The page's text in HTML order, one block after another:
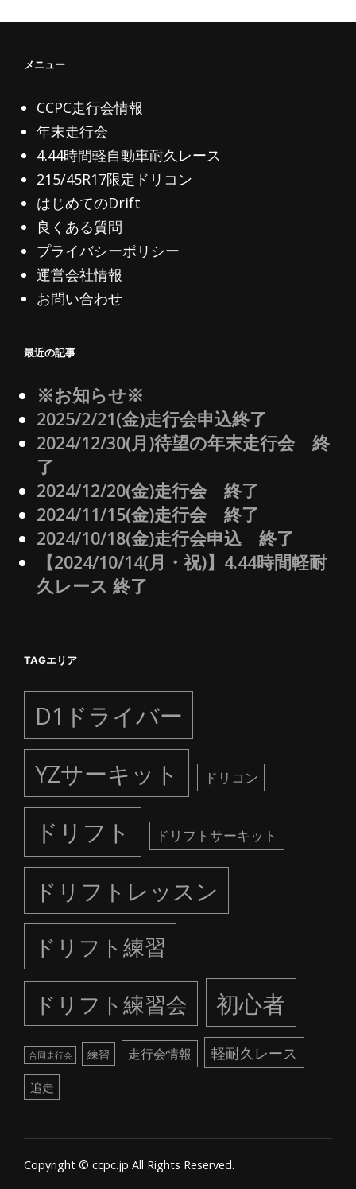
ョ
メニュー
CCPC走行会情報
年末走行会
4.44時間軽自動車耐久レース
215/45R17限定ドリコン
はじめてのDrift
良くある質問
プライバシーポリシー
運営会社情報
お問い合わせ
最近の記事
※お知らせ※
2025/2/21(金)走行会申込終了
2024/12/30(月)待望の年末走行会 終
了
2024/12/20(金)走行会 終了
2024/11/15(金)走行会 終了
2024/10/18(金)走行会申込 終了
【2024/10/14(月・祝)】4.44時間軽耐
久レース 終了
TAGエリア
D1ドライバー
YZサーキット
ドリコン
ドリフト ドリフトサーキット
ドリフトレッスン
ドリフト練習
ドリフト練習会
初心者
合同走行会 練習 走行会情報 軽耐久レース
追走
Copyright © ccpc.jp All Rights Reserved.